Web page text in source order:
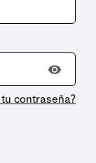
contraseña?